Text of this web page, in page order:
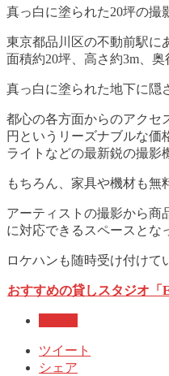
真っ白に塗られた20坪の撮
東京都品川区の不動前駅に
面積約20坪、高さ約3m、奥
真っ白に塗られた地下に隠
都心の各方面からのアクセ
円というリーズナブルな価
ライトなどの最新鋭の撮影
もちろん、家具や機材も無
アーティストの撮影から商
に対応できるスペースとな
ロケハンも随時受け付けて
おすすめの貸しスタジオ「
ツイート
シェア